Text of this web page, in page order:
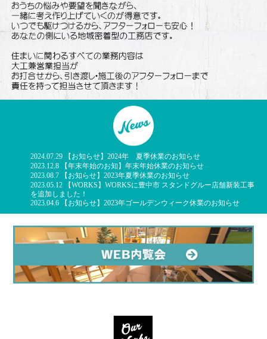
2024.07.29 【お知らせ】2024年 夏季休業のお知らせ
2023.12.8 【年末年始のお知】年末年始休業のお知らせ
2023.08.7 【お知らせ】2023年夏季休業のお知らせ
2023.05.12 【WORKS】WORKSに豊中市 スタンドグルー店舗新装工事
を追加しました！
2023.04.6 【お知らせ】2023年ゴールデンウィーク休業のお知らせ